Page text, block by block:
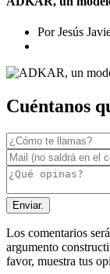
Por Jesús
Cuéntanos
Enviar.
Los comentarios
argumento
favor, muestra tus